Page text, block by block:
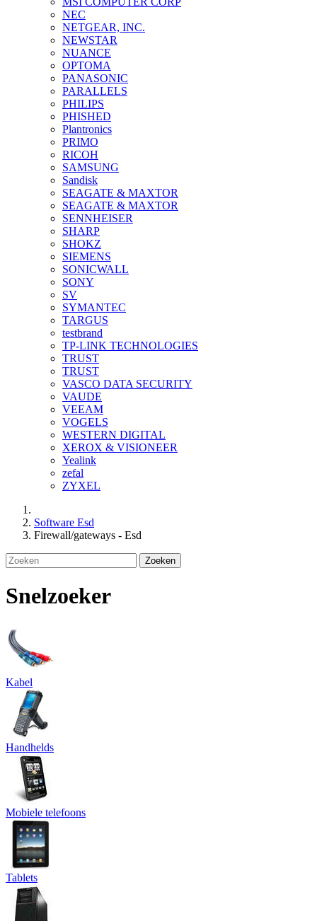
NEC
NETGEAR, INC.
NEWSTAR
NUANCE
OPTOMA
PANASONIC
PARALLELS
PHILIPS
PHISHED
Plantronics
PRIMO
RICOH
SAMSUNG
Sandisk
SEAGATE & MAXTOR
SEAGATE & MAXTOR
SENNHEISER
SHARP
SHOKZ
SIEMENS
SONICWALL
SONY
SV
SYMANTEC
TARGUS
testbrand
TP-LINK TECHNOLOGIES
TRUST
TRUST
VASCO DATA SECURITY
VAUDE
VEEAM
VOGELS
WESTERN DIGITAL
XEROX & VISIONEER
Yealink
zefal
ZYXEL
Software Esd
Firewall/gateways - Esd
Zoeken
Snelzoeker
Kabel
Handhelds
Mobiele telefoons
Tablets